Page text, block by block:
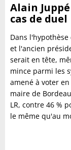
Alain
cas de duel
Dans
et l'ancien
serait en tête,
mince parmi les
amené à voter
maire de
LR, contre 46 %
le même qu'au